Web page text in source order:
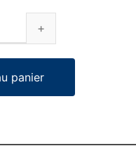
panier